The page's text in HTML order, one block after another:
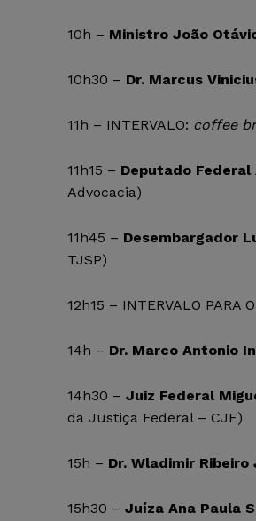
10h – Ministro João
10h30 – Dr. Marcus
11h – INTERVALO: coffee
11h15 – Deputado Federal
Advocacia)
11h45 – Desembargador
TJSP)
12h15 – INTERVALO PARA
14h – Dr. Marco Antonio
14h30 – Juiz Federal
da Justiça Federal – CJF)
15h – Dr. Wladimir Ribeiro
15h30 – Juíza Ana Paula